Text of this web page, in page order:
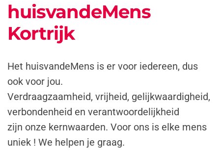
huisvandeMens
Kortrijk
Het huisvandeMens is er voor iedereen, dus
ook voor jou.
Verdraagzaamheid, vrijheid, gelijkwaardigheid,
verbondenheid en verantwoordelijkheid
zijn onze kernwaarden. Voor ons is elke mens
uniek ! We helpen je graag.